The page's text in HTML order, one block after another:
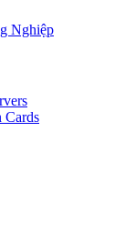
Nghiệp
Cards